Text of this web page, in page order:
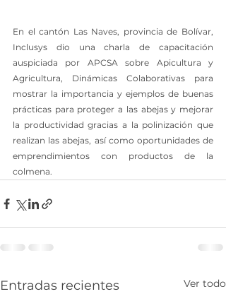
En el cantón Las Naves, provincia de Bolívar,
Inclusys dio una charla de capacitación
auspiciada por APCSA sobre Apicultura y
Agricultura, Dinámicas Colaborativas para
mostrar la importancia y ejemplos de buenas
prácticas para proteger a las abejas y mejorar
la productividad gracias a la polinización que
realizan las abejas, así como oportunidades de
emprendimientos con productos de la
colmena.
Entradas recientes Ver todo